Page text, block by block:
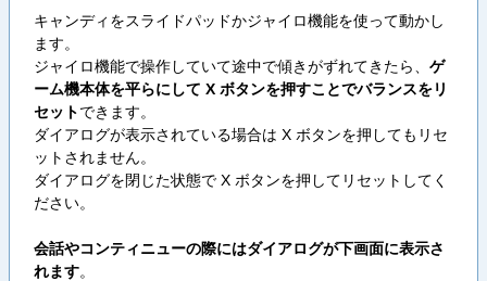
キャンディをスライドパッドかジャイロ機能を使って動かし
ます。
ジャイロ機能で操作していて途中で傾きがずれてきたら、 ゲ
ーム機本体を平らにして X ボタンを押すことでバランスをリ
セットできます。
ダイアログが表示されている場合は X ボタンを押してもリセ
ットされません。
ダイアログを閉じた状態で X ボタンを押してリセットしてく
ださい。
会話やコンティニューの際にはダイアログが下画面に表示さ
れます。